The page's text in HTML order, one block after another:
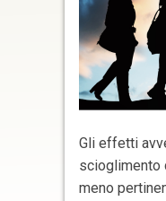
Gli effetti
scioglimento
meno